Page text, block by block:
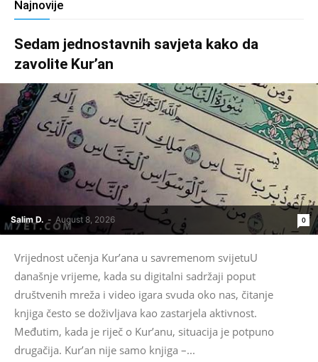
Najnovije
Sedam jednostavnih savjeta kako da
zavolite Kur’an
Salim D. - August 8, 2026 0
Vrijednost učenja Kur’ana u savremenom svijetuU
današnje vrijeme, kada su digitalni sadržaji poput
društvenih mreža i video igara svuda oko nas, čitanje
knjiga često se doživljava kao zastarjela aktivnost.
Međutim, kada je riječ o Kur’anu, situacija je potpuno
drugačija. Kur’an nije samo knjiga –...